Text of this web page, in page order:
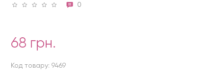
0
68 грн.
Код товару: 9469